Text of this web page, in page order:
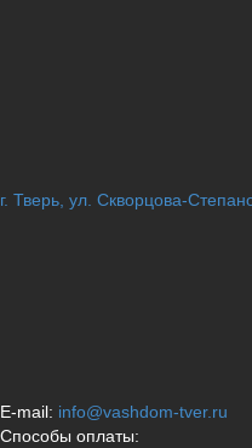
г. Тверь, ул. Скворцова-
E-mail: info@vashdom-tver.ru
Способы оплаты: